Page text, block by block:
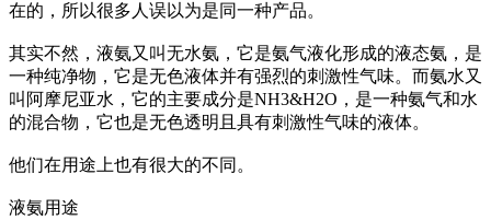
在的，所以很多人误以为是同一种产品。
其实不然，液氨又叫无水氨，它是氨气液化形成的液态氨，是
一种纯净物，它是无色液体并有强烈的刺激性气味。而氨水又
叫阿摩尼亚水，它的主要成分是NH3&H2O，是一种氨气和水
的混合物，它也是无色透明且具有刺激性气味的液体。
他们在用途上也有很大的不同。
液氨用途